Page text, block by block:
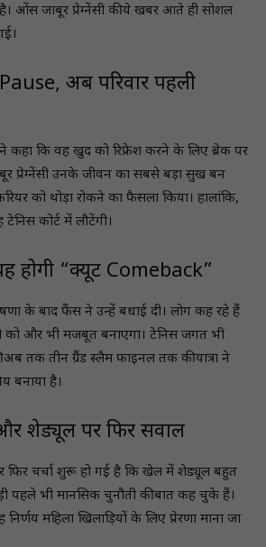
ओंस जाबूर प्रेग्नेंसी की ये खबर आते ही सोशल
अब परिवार पहली
कहा कि वह खुद को रिफ्रेश करने के लिए ब्रेक पर
प्रेग्नेंसी उनके जीवन का सबसे बड़ा सुख बन
को थोड़ा रोकने का फैसला किया। हालांकि,
कोर्ट में लौटेंगी।
होगी “क्यूट Comeback”
के बाद फैंस ने उन्हें बधाई दी। लोग कह रहे हैं
को और भी मजबूत बनाएगा। टेनिस जगत भी
तक तीन ग्रैंड स्लैम फाइनल तक की यात्रा ने
बनाया है।
शेड्यूल पर फिर सवाल
फिर चर्चा शुरू हो गई है कि खेल में शेड्यूल बहुत
पहले भी मानसिक चुनौती की बात कह चुके हैं।
महिला खिलाड़ियों के लिए प्रेरणा माना जा